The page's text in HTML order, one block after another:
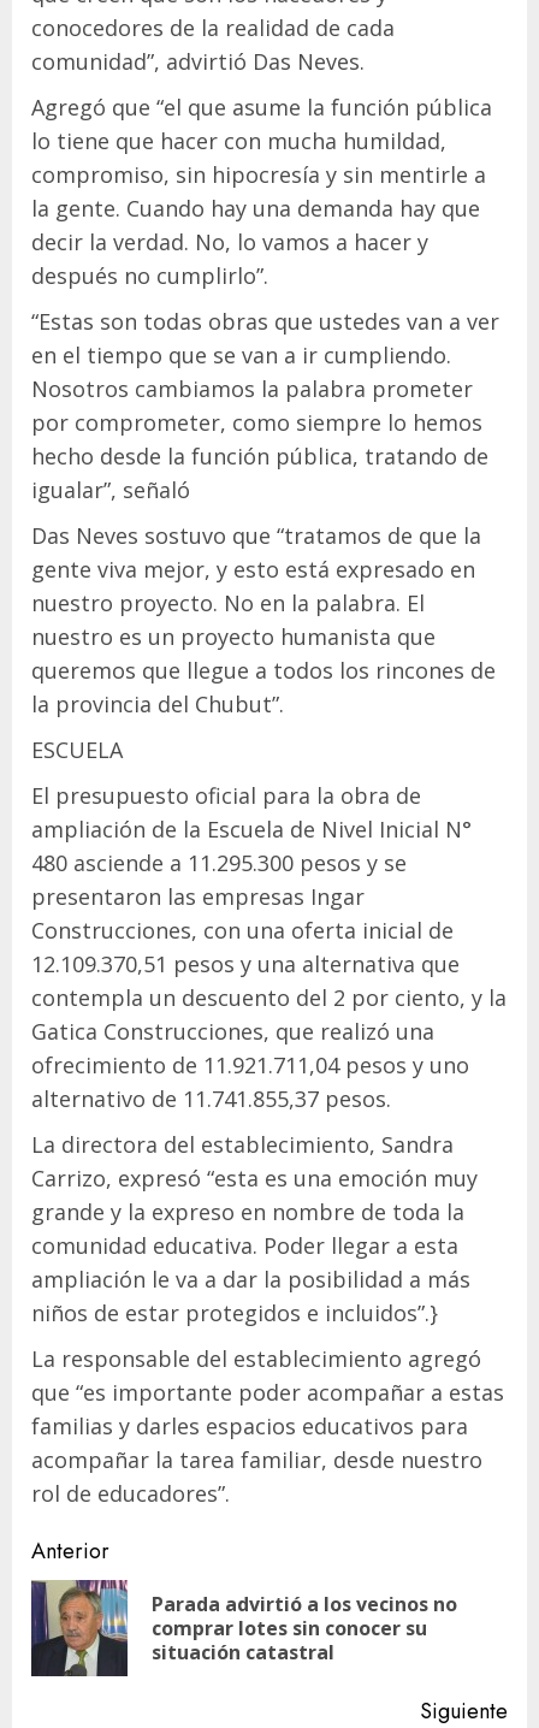
conocedores de la realidad de cada
comunidad”, advirtió Das Neves.
Agregó que “el que asume la función pública
lo tiene que hacer con mucha humildad,
compromiso, sin hipocresía y sin mentirle a
la gente. Cuando hay una demanda hay que
decir la verdad. No, lo vamos a hacer y
después no cumplirlo”.
“Estas son todas obras que ustedes van a ver
en el tiempo que se van a ir cumpliendo.
Nosotros cambiamos la palabra prometer
por comprometer, como siempre lo hemos
hecho desde la función pública, tratando de
igualar”, señaló
Das Neves sostuvo que “tratamos de que la
gente viva mejor, y esto está expresado en
nuestro proyecto. No en la palabra. El
nuestro es un proyecto humanista que
queremos que llegue a todos los rincones de
la provincia del Chubut”.
ESCUELA
El presupuesto oficial para la obra de
ampliación de la Escuela de Nivel Inicial N°
480 asciende a 11.295.300 pesos y se
presentaron las empresas Ingar
Construcciones, con una oferta inicial de
12.109.370,51 pesos y una alternativa que
contempla un descuento del 2 por ciento, y la
Gatica Construcciones, que realizó una
ofrecimiento de 11.921.711,04 pesos y uno
alternativo de 11.741.855,37 pesos.
La directora del establecimiento, Sandra
Carrizo, expresó “esta es una emoción muy
grande y la expreso en nombre de toda la
comunidad educativa. Poder llegar a esta
ampliación le va a dar la posibilidad a más
niños de estar protegidos e incluidos”.}
La responsable del establecimiento agregó
que “es importante poder acompañar a estas
familias y darles espacios educativos para
acompañar la tarea familiar, desde nuestro
rol de educadores”.
Navegación
de
entradas
Anterior
Parada advirtió a los vecinos no
comprar lotes sin conocer su
situación catastral
Siguiente